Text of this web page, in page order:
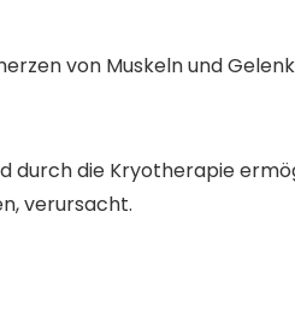
von Muskeln und
durch die Kryotherapie
verursacht.